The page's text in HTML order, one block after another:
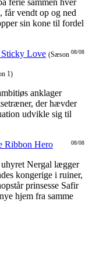
får vendt op og ned
sin kone til fordel
08/08
Love (Sæson
1)
anklager
der hævder
udvikle sig til
08/08
Ribbon Hero
Nergal lægger
kongerige i ruiner,
prinsesse Safir
hjem fra samme